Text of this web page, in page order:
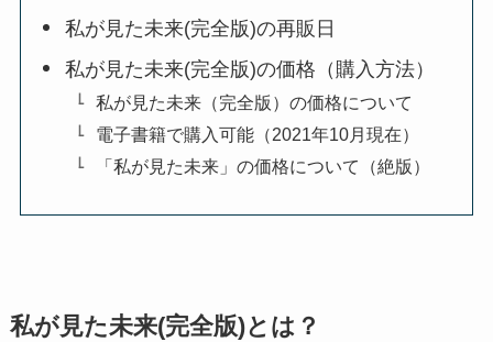
私が見た未来(完全版)の再販日
私が見た未来(完全版)の価格（購入方法）
私が見た未来（完全版）の価格について
電子書籍で購入可能（2021年10月現在）
「私が見た未来」の価格について（絶版）
私が見た未来(完全版)とは？